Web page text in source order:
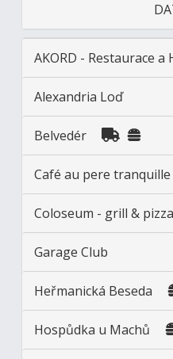
AKORD - Restaurace a
Alexandria Loď
Belvedér
Café au pere tranquille
Coloseum - grill & pizza
Garage Club
Heřmanická Beseda
Hospůdka u Machů